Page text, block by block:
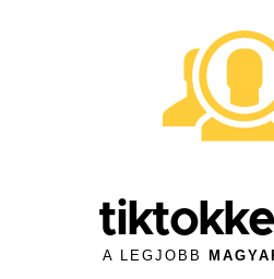
A LEGJOBB